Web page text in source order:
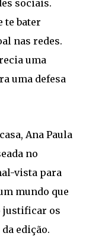
sociais.
te bater
nas redes.
uma
uma defesa
Ana Paula
no
vista para
mundo que
justificar os
edição.